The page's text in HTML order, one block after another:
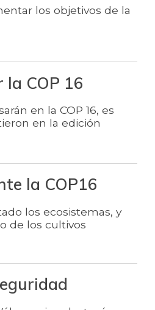
los objetivos de la
COP 16
en la COP 16, es
en la edición
la COP16
los ecosistemas, y
de los cultivos